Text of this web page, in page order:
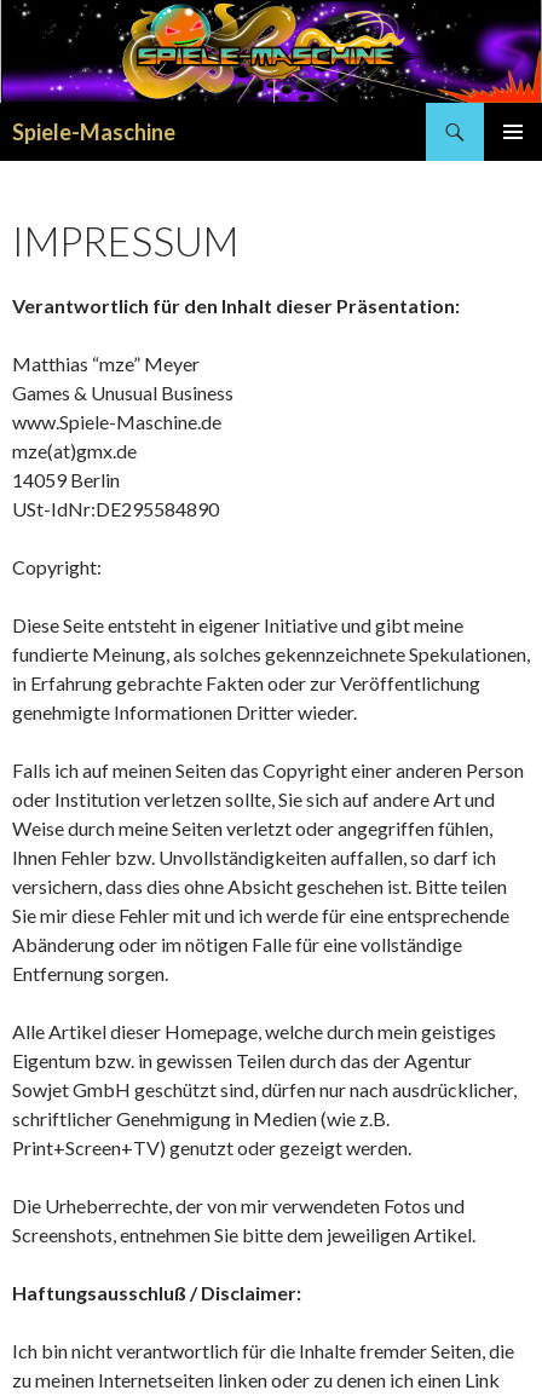
Spiele-Maschine
IMPRESSUM
Verantwortlich für den Inhalt dieser Präsentation:
Matthias “mze” Meyer
Games & Unusual Business
www.Spiele-Maschine.de
mze(at)gmx.de
14059 Berlin
USt-IdNr:DE295584890
Copyright:
Diese Seite entsteht in eigener Initiative und gibt meine
fundierte Meinung, als solches gekennzeichnete Spekulationen,
in Erfahrung gebrachte Fakten oder zur Veröffentlichung
genehmigte Informationen Dritter wieder.
Falls ich auf meinen Seiten das Copyright einer anderen Person
oder Institution verletzen sollte, Sie sich auf andere Art und
Weise durch meine Seiten verletzt oder angegriffen fühlen,
Ihnen Fehler bzw. Unvollständigkeiten auffallen, so darf ich
versichern, dass dies ohne Absicht geschehen ist. Bitte teilen
Sie mir diese Fehler mit und ich werde für eine entsprechende
Abänderung oder im nötigen Falle für eine vollständige
Entfernung sorgen.
Alle Artikel dieser Homepage, welche durch mein geistiges
Eigentum bzw. in gewissen Teilen durch das der Agentur
Sowjet GmbH geschützt sind, dürfen nur nach ausdrücklicher,
schriftlicher Genehmigung in Medien (wie z.B.
Print+Screen+TV) genutzt oder gezeigt werden.
Die Urheberrechte, der von mir verwendeten Fotos und
Screenshots, entnehmen Sie bitte dem jeweiligen Artikel.
Haftungsausschluß / Disclaimer:
Ich bin nicht verantwortlich für die Inhalte fremder Seiten, die
zu meinen Internetseiten linken oder zu denen ich einen Link